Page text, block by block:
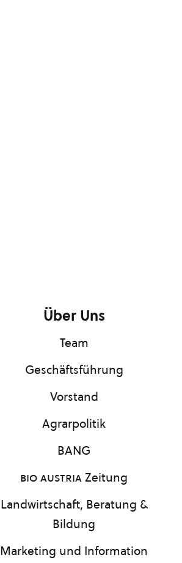
Über Uns
Team
Geschäftsführung
Vorstand
Agrarpolitik
BANG
bio austriaZeitung
Landwirtschaft, Beratung &
Bildung
Marketing und Information